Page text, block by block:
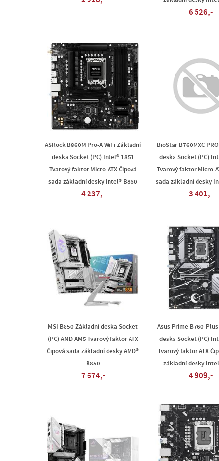
6 526,-
ASRock B860M Pro-A WiFi Základní
deska Socket (PC) Intel® 1851
Tvarový faktor Micro-ATX Čipová
sada základní desky Intel® B860
4 237,-
BioStar B760MXC
deska Socket (PC)
Tvarový faktor Micro-
sada základní desky
3 401,-
MSI B850 Základní deska Socket
(PC) AMD AM5 Tvarový faktor ATX
Čipová sada základní desky AMD®
B850
7 674,-
Asus Prime B760-
deska Socket (PC)
Tvarový faktor ATX
základní desky
4 909,-